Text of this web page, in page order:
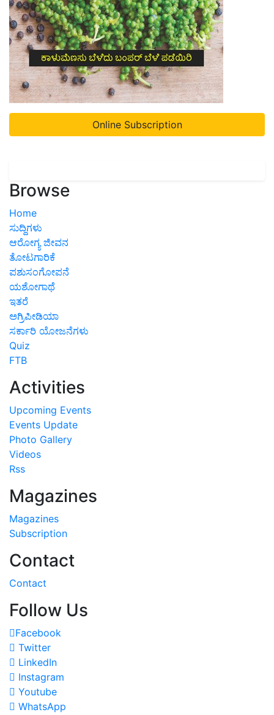
Online Subscription
Browse
Home
ಸುದ್ದಿಗಳು
ಆರೋಗ್ಯ ಜೀವನ
ತೋಟಗಾರಿಕೆ
ಪಶುಸಂಗೋಪನೆ
ಯಶೋಗಾಥೆ
ಇತರೆ
ಅಗ್ರಿಪೀಡಿಯಾ
ಸರ್ಕಾರಿ ಯೋಜನೆಗಳು
Quiz
FTB
Activities
Upcoming Events
Events Update
Photo Gallery
Videos
Rss
Magazines
Magazines
Subscription
Contact
Contact
Follow Us
Facebook
Twitter
LinkedIn
Instagram
Youtube
WhatsApp